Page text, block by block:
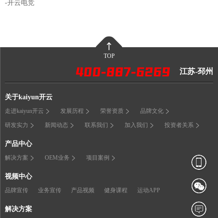
-开云电竞
TOP
江苏-邳州
关于kaiyun开云
走进kaiyun开云 发展历程 荣誉资质 品牌文化
研发实力 新闻动态 联系我们 加入我们 投资者关系
产品中心
解决方案 OEM业务 项目案例
视频中心
品牌宣传 业务宣传 产品视频 健身课程 运动APP
解决方案